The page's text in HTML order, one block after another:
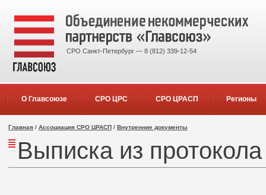
СРО Санкт-Петербург — 8 (812) 339-12-54
О Главсоюзе СРО ЦРС СРО ЦРАСП Регионы
Главная / Ассоциация СРО ЦРАСП / Внутренние документы
Выписка из протокола